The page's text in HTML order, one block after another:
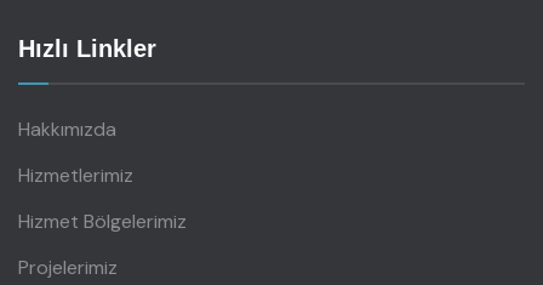
Hızlı Linkler
Hakkımızda
Hizmetlerimiz
Hizmet Bölgelerimiz
Projelerimiz